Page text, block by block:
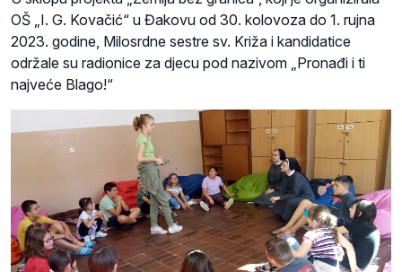
OŠ „I. G. Kovačić“ u Đakovu od 30. kolovoza do 1. rujna
2023. godine, Milosrdne sestre sv. Križa i kandidatice
održale su radionice za djecu pod nazivom „Pronađi i ti
najveće Blago!“